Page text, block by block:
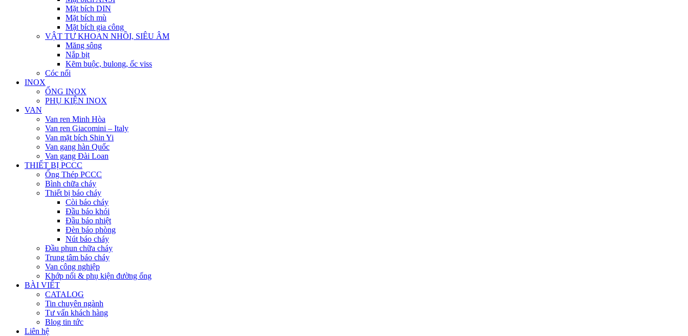
Mặt bích DIN
Mặt bích mù
Mặt bích gia công
VẬT TƯ KHOAN NHỒI, SIÊU ÂM
Măng sông
Nắp bịt
Kẽm buộc, bulong, ốc viss
Cóc nối
INOX
ỐNG INOX
PHỤ KIỆN INOX
VAN
Van ren Minh Hòa
Van ren Giacomini – Italy
Van mặt bích Shin Yi
Van gang hàn Quốc
Van gang Đài Loan
THIẾT BỊ PCCC
Ống Thép PCCC
Bình chữa cháy
Thiết bị báo cháy
Còi báo cháy
Đầu báo khói
Đầu báo nhiệt
Đèn báo phòng
Nút báo cháy
Đầu phun chữa cháy
Trung tâm báo cháy
Van công nghiệp
Khớp nối & phụ kiện đường ống
BÀI VIẾT
CATALOG
Tin chuyên ngành
Tư vấn khách hàng
Blog tin tức
Liên hệ